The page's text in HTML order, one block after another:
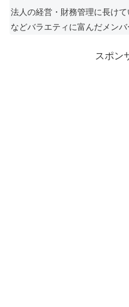
法人の経営・財務管理に長け
などバラエティに富んだメンバ
スポン